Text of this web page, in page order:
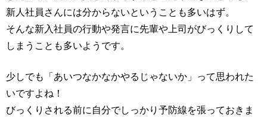
新人社員さんには分からないということも多いはず。
そんな新入社員の行動や発言に先輩や上司がびっくりして
しまうことも多いようです。
少しでも「あいつなかなかやるじゃないか」って思われた
いですよね！
びっくりされる前に自分でしっかり予防線を張っておきま